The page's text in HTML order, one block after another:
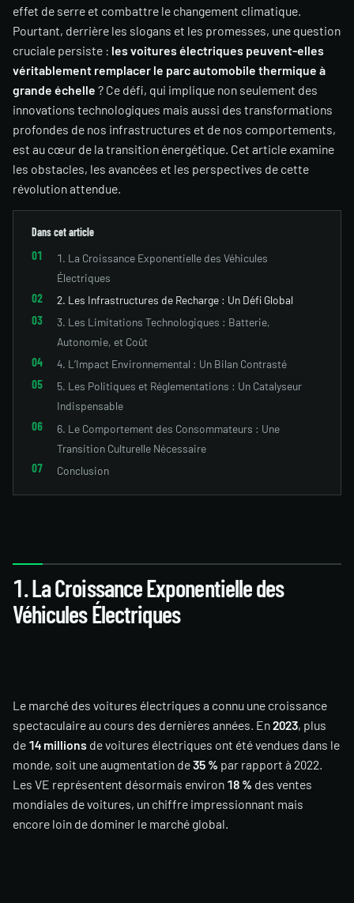
effet de serre et combattre le changement climatique.
Pourtant, derrière les slogans et les promesses, une question
cruciale persiste : les voitures électriques peuvent-elles
véritablement remplacer le parc automobile thermique à
grande échelle ? Ce défi, qui implique non seulement des
innovations technologiques mais aussi des transformations
profondes de nos infrastructures et de nos comportements,
est au cœur de la transition énergétique. Cet article examine
les obstacles, les avancées et les perspectives de cette
révolution attendue.
Dans cet article
1. La Croissance Exponentielle des Véhicules
Électriques
2. Les Infrastructures de Recharge : Un Défi Global
3. Les Limitations Technologiques : Batterie,
Autonomie, et Coût
4. L’Impact Environnemental : Un Bilan Contrasté
5. Les Politiques et Réglementations : Un Catalyseur
Indispensable
6. Le Comportement des Consommateurs : Une
Transition Culturelle Nécessaire
Conclusion
1. La Croissance Exponentielle des
Véhicules Électriques
Le marché des voitures électriques a connu une croissance
spectaculaire au cours des dernières années. En2023, plus
de 14 millionsde voitures électriques ont été vendues dans le
monde, soit une augmentation de35 % par rapport à 2022.
Les VE représentent désormais environ 18 % des ventes
mondiales de voitures, un chiffre impressionnant mais
encore loin de dominer le marché global.